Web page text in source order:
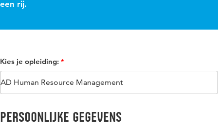
een rij.
Kies je opleiding:
Persoonlijke gegevens